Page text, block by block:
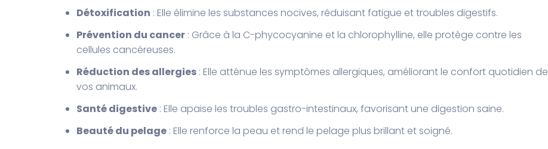
Détoxification : Elle élimine les substances nocives, réduisant fatigue et troubles digestifs.
Prévention du cancer: Grâce à la C-phycocyanine et la chlorophylline, elle protège contre les
cellules cancéreuses.
Réduction des allergies: Elle atténue les symptômes allergiques, améliorant le confort quotidien de
vos animaux.
Santé digestive: Elle apaise les troubles gastro-intestinaux, favorisant une digestion saine.
Beauté du pelage: Elle renforce la peau et rend le pelage plus brillant et soigné.